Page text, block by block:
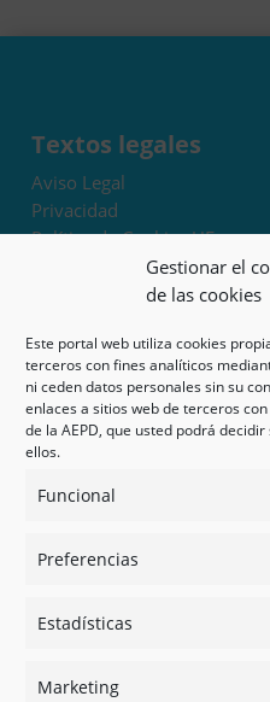
Gestionar el
de las cookies
Este portal web utiliza cookies
terceros con fines analíticos
ni ceden datos personales sin su
enlaces a sitios web de terceros
de la AEPD, que usted podrá
ellos.
Funcional
Preferencias
Estadísticas
Marketing
Textos legales
Aviso Legal
Privacidad
Política de Cookies UE
Términos y condiciones
Exoneración de
Mapa del sitio
Mi cuenta
Tienda
Psicología en Murcia
Guías
Redes sociales
Instagram
Linked in